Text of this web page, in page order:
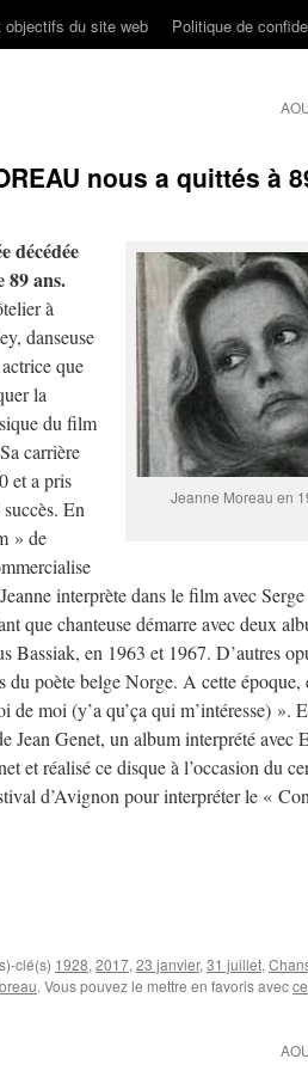
du site web Politique de
nous a quittés à
Jeanne Moreau en
décédée
89 ans.
à
danseuse
que
la
du film
carrière
et a pris
En
» de
interprète dans le film avec
que chanteuse démarre avec deux
Bassiak, en 1963 et 1967. D’autres
du poète belge Norge. A cette époque,
moi (y’a qu’ça qui m’intéresse) ».
Jean Genet, un album interprété avec
et réalisé ce disque à l’occasion du
d’Avignon pour interpréter le «
clé(s) 1928, 2017, 23 janvier, 31 juillet,
. Vous pouvez le mettre en favoris avecce